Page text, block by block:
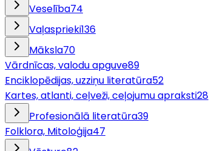
Veselība74
Vaļasprieki136
Māksla70
Vārdnīcas, valodu apguve89
Enciklopēdijas, uzziņu literatūra52
Kartes, atlanti, ceļveži, ceļojumu apraksti28
Profesionālā literatūra39
Folklora, Mitoloģija47